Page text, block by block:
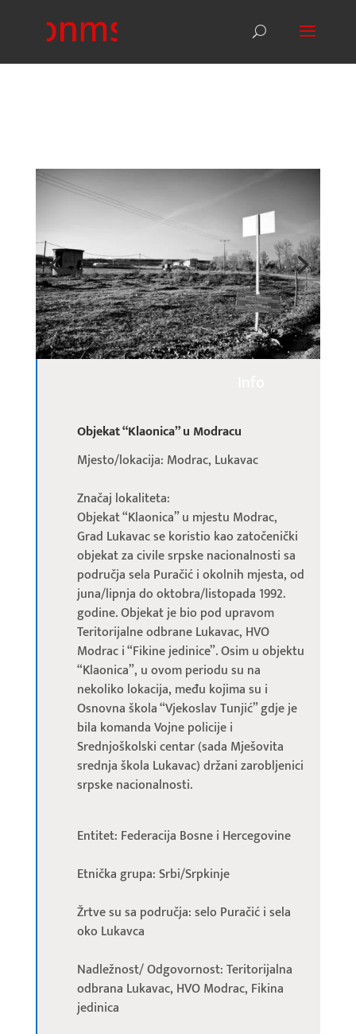
Objekat “Klaonica” u Modracu
Mjesto/lokacija: Modrac, Lukavac
Značaj lokaliteta:
Objekat “Klaonica” u mjestu Modrac,
Grad Lukavac se koristio kao zatočenički
objekat za civile srpske nacionalnosti sa
područja sela Puračić i okolnih mjesta, od
juna/lipnja do oktobra/listopada 1992.
godine. Objekat je bio pod upravom
Teritorijalne odbrane Lukavac, HVO
Modrac i “Fikine jedinice”. Osim u objektu
“Klaonica”, u ovom periodu su na
nekoliko lokacija, među kojima su i
Osnovna škola “Vjekoslav Tunjić” gdje je
bila komanda Vojne policije i
Srednjoškolski centar (sada Mješovita
srednja škola Lukavac) držani zarobljenici
srpske nacionalnosti.
Entitet: Federacija Bosne i Hercegovine
Etnička grupa: Srbi/Srpkinje
Žrtve su sa područja: selo Puračić i sela
oko Lukavca
Nadležnost/ Odgovornost: Teritorijalna
odbrana Lukavac, HVO Modrac, Fikina
jedinica